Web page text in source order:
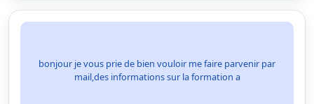
bonjour je vous prie de bien vouloir me faire parvenir par
mail,des informations sur la formation a